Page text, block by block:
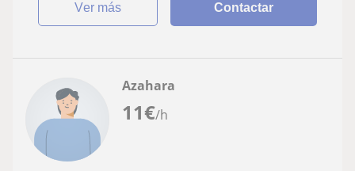
ver más Contactar
11€/h
Azahara